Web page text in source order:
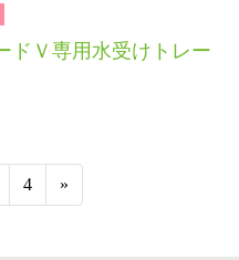
ドＶ専用水受けトレー
）4 »